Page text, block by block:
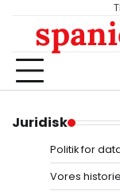
content
Juridisk
Politik for
Vores historie